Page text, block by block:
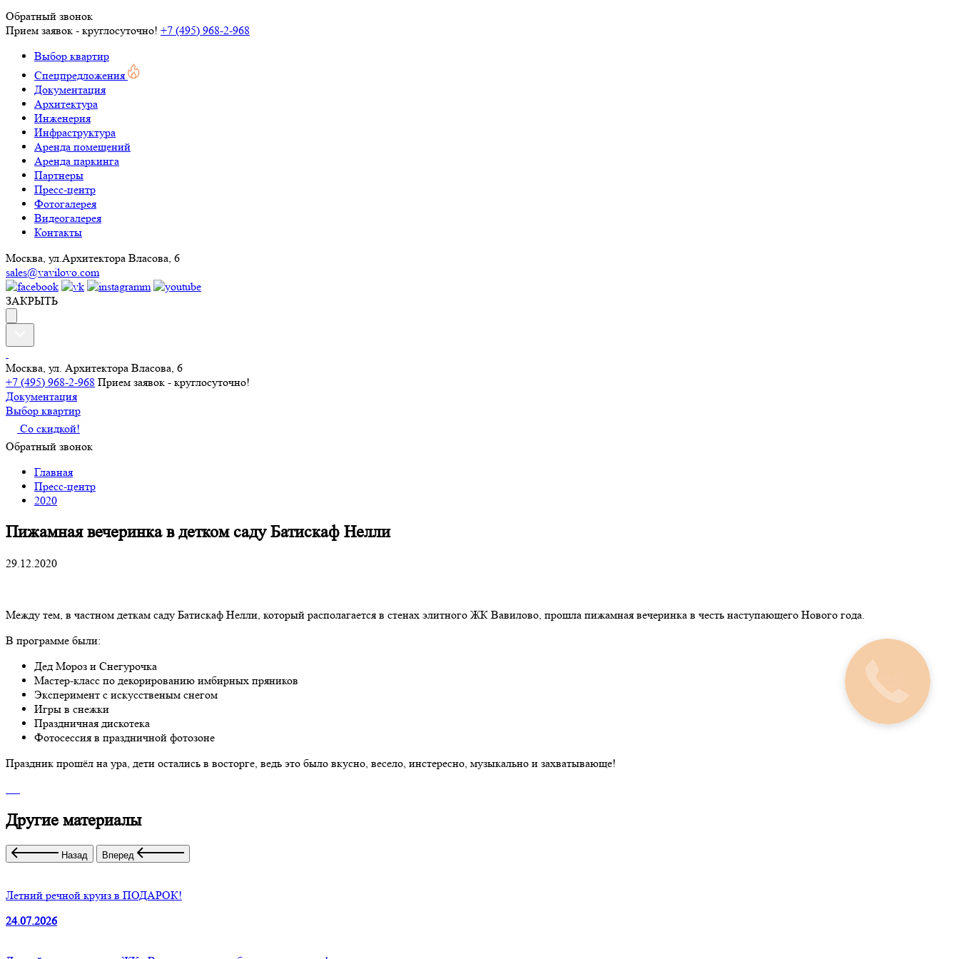
Обратный звонок
Прием заявок - круглосуточно! +7 (495) 968-2-968
Выбор квартир
Спецпредложения
Документация
Архитектура
Инженерия
Инфраструктура
Аренда помещений
Аренда паркинга
Партнеры
Пресс-центр
Фотогалерея
Видеогалерея
Контакты
Москва, ул.Архитектора Власова, 6
sales@vavilovo.com
ЗАКРЫТЬ
Москва, ул. Архитектора Власова, 6
+7 (495) 968-2-968 Прием заявок - круглосуточно!
Документация
Выбор квартир
Со скидкой!
Обратный звонок
Главная
Пресс-центр
2020
Пижамная вечеринка в детком саду Батискаф Нелли
29.12.2020
Между тем, в частном деткам саду Батискаф Нелли, который располагается в стенах элитного ЖК Вавилово, прошла пижамная вечеринка в честь наступающего Нового года.
В программе были:
Дед Мороз и Снегурочка
Мастер-класс по декорированию имбирных пряников
Эксперимент с искусственым снегом
Игры в снежки
Праздничная дискотека
Фотосессия в праздничной фотозоне
Праздник прошёл на ура, дети остались в восторге, ведь это было вкусно, весело, инстересно, музыкально и захватывающе!
Другие материалы
Назад Вперед
Летний речной круиз в ПОДАРОК!
24.07.2026